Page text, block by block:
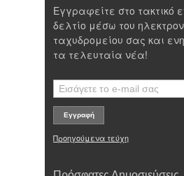
Εγγραφείτε στο τακτικό
δελτίο μέσω του
ταχυδρομείου σας και
τα τελευταία νέα!
Προηγούμενα τεύχη